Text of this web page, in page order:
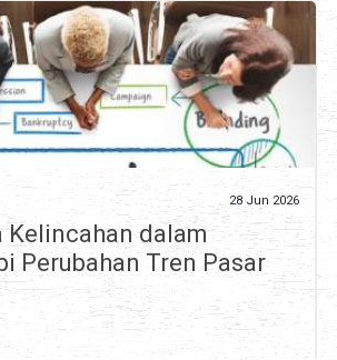
28 Jun 2026
Kelincahan dalam
Perubahan Tren Pasar